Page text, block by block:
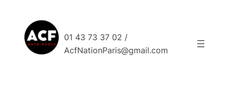
contenu
01 43 73 37 02 /
AcfNationParis@gmail.com